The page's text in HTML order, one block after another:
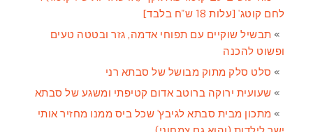
לחם קוטג' [עלות 18 ש"ח בלבד]
תבשיל שוקיים עם תפוחי אדמה, גזר ובטטה טעים
ופשוט להכנה
סלט סלק מתוק מבושל של סבתא רני
שעועית ירוקה ברוטב אדום קטיפתי ומשגע של סבתא
מתכון מבית סבתא לגיבץ' שכל ביס ממנו מחזיר אותי